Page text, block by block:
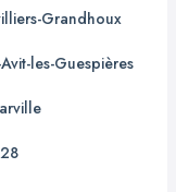
Grandhoux
les-Guespières